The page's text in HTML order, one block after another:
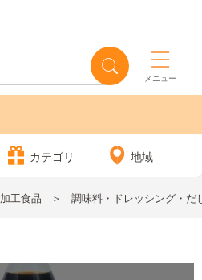
メニュー
カテゴリ 地域
加工食品 調味料・ドレッシング・だ